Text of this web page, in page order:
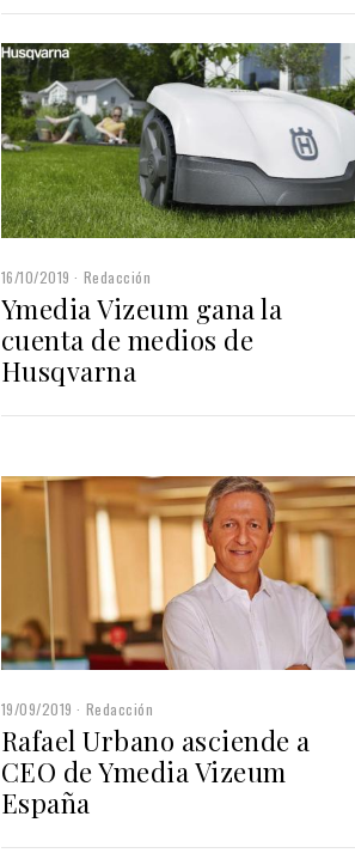
16/10/2019 Redacción
Ymedia Vizeum gana la
cuenta de medios de
Husqvarna
19/09/2019 Redacción
Rafael Urbano asciende a
CEO de Ymedia Vizeum
España